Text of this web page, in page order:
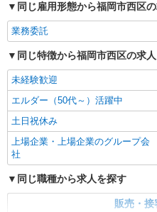
同じ雇用形態から福岡市西区
業務委託
同じ特徴から福岡市西区の求
未経験歓迎
エルダー（50代～）活躍中
土日祝休み
上場企業・上場企業のグループ会
社
同じ職種から求人を探す
販売・接